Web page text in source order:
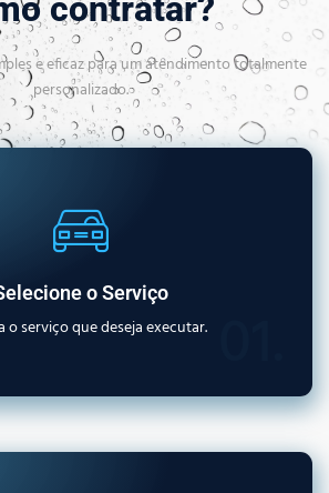
e eficaz para um atendimento totalmente
personalizado.
o Serviço
o serviço que deseja executar.